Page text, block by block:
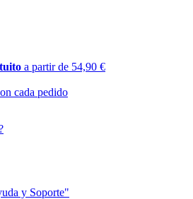
a partir de 54,90 €
cada pedido
y Soporte"